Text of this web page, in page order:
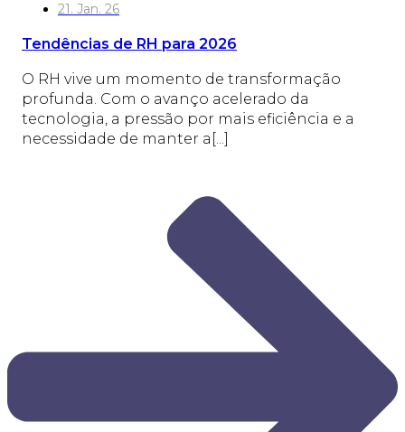
21. Jan. 26
Tendências de RH para 2026
O RH vive um momento de transformação
profunda. Com o avanço acelerado da
tecnologia, a pressão por mais eficiência e a
necessidade de manter a[...]